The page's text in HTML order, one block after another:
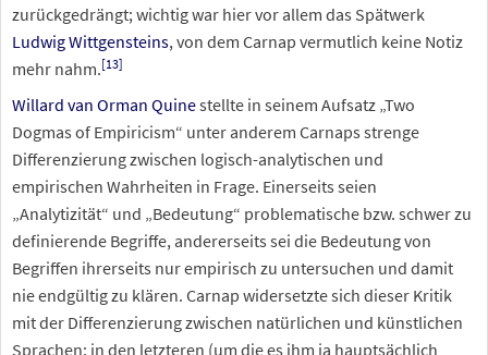
zurückgedrängt; wichtig war hier vor allem das Spätwerk
Ludwig Wittgensteins, von dem Carnap vermutlich keine Notiz
mehr nahm.[13]
Willard van Orman Quinestellte in seinem Aufsatz „Two
Dogmas of Empiricism“ unter anderem Carnaps strenge
Differenzierung zwischen logisch-analytischen und
empirischen Wahrheiten in Frage. Einerseits seien
„Analytizität“ und „Bedeutung“ problematische bzw. schwer zu
definierende Begriffe, andererseits sei die Bedeutung von
Begriffen ihrerseits nur empirisch zu untersuchen und damit
nie endgültig zu klären. Carnap widersetzte sich dieser Kritik
mit der Differenzierung zwischen natürlichen und künstlichen
Sprachen; in den letzteren (um die es ihm ja hauptsächlich